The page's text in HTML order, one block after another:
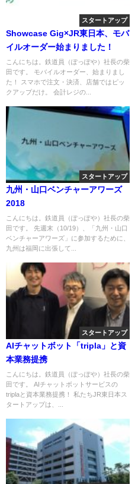
スタートアップ
Showcase Gig×JR東日本、モバ
イルオーダー始まりました！
こんにちは。鉄道員（ぽっぽや）社長の柴
田です。 モバイルオーダー、始まりまし
た！ スマホで注文・決済、店舗ではピッ
クアップだけ。 会計レジの...
スタートアップ
九州・山口ベンチャーアワーズ
2018
こんにちは。鉄道員（ぽっぽや）社長の柴
田です。 先週末（10/19）、「九州・山口
ベンチャーアワーズ」に参加するために、
九州は福岡に出張して...
スタートアップ
AIチャットボット「tripla」と資
本業務提携
こんにちは。鉄道員（ぽっぽや）社長の柴
田です。 AIチャットボットサービスの
triplaと資本業務提携！ 私たちJR東日本ス
タートアップは、...